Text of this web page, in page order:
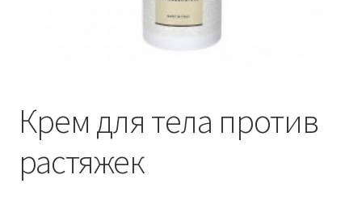
Крем для тела против
растяжек